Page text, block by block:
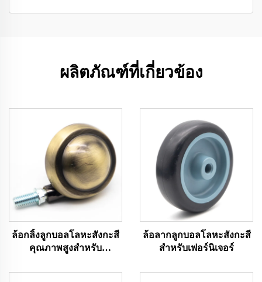
ผลิตภัณฑ์ที่เกี่ยวข้อง
ล้อกลิ้งลูกบอลโลหะสังกะสี
คุณภาพสูงสำหรับ
ล้อลากลูกบอลโลหะสังกะสี
สำหรับเฟอร์นิเจอร์